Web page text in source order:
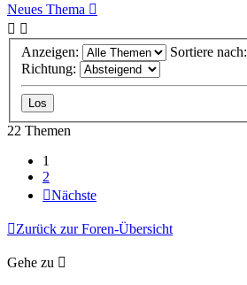
Neues Thema
Anzeigen:
Sortiere nach:
Richtung:
22 Themen
1
2
Nächste
Zurück zur Foren-Übersicht
Gehe zu